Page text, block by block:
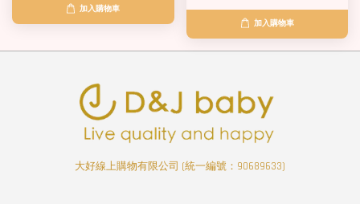
加入購物車
加入購物車
大好線上購物有限公司 (統一編號：90689633)